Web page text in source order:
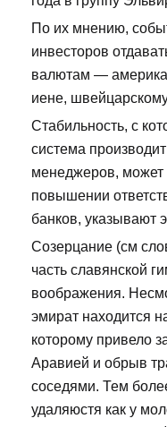
По их мнению,
инвесторов
валютам —
иене,
Стабильность, с
система
менеджеров, может
повышении
банков, указывают
Созерцание (см
часть славянской
воображения.
эмират находится
которому привело
Аравией и обрыв
соседями. Тем
удаляюстя как у